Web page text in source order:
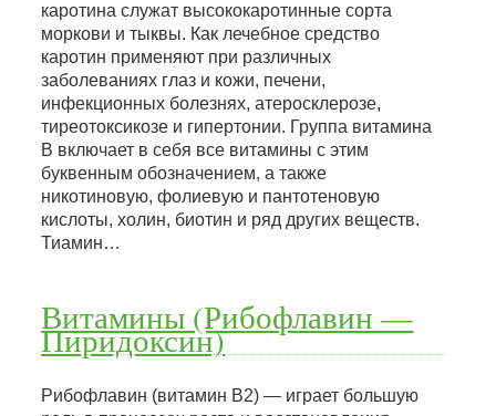
каротина служат высококаротинные сорта
моркови и тыквы. Как лечебное средство
каротин применяют при различных
заболеваниях глаз и кожи, печени,
инфекционных болезнях, атеросклерозе,
тиреотоксикозе и гипертонии. Группа витамина
В включает в себя все витамины с этим
буквенным обозначением, а также
никотиновую, фолиевую и пантотеновую
кислоты, холин, биотин и ряд других веществ.
Тиамин…
Витамины (Рибофлавин —
Пиридоксин)
Рибофлавин (витамин В2) — играет большую